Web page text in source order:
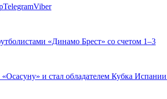
TelegramViber
«Динамо Брест» со счетом 1–3
и стал обладателем Кубка Испании